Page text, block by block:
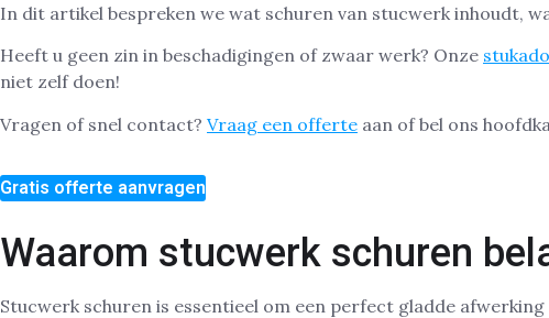
In dit artikel bespreken we wat schuren van stucwerk inhoudt,
Heeft u geen zin in beschadigingen of zwaar werk? Onze
niet zelf doen!
Vragen of snel contact? Vraag een offerte aan of bel ons
Gratis offerte aanvragen
Waarom stucwerk schuren
Stucwerk schuren is essentieel om een perfect gladde